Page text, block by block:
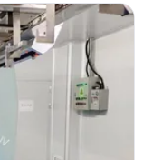
to deliver
exceptional
art equipment is